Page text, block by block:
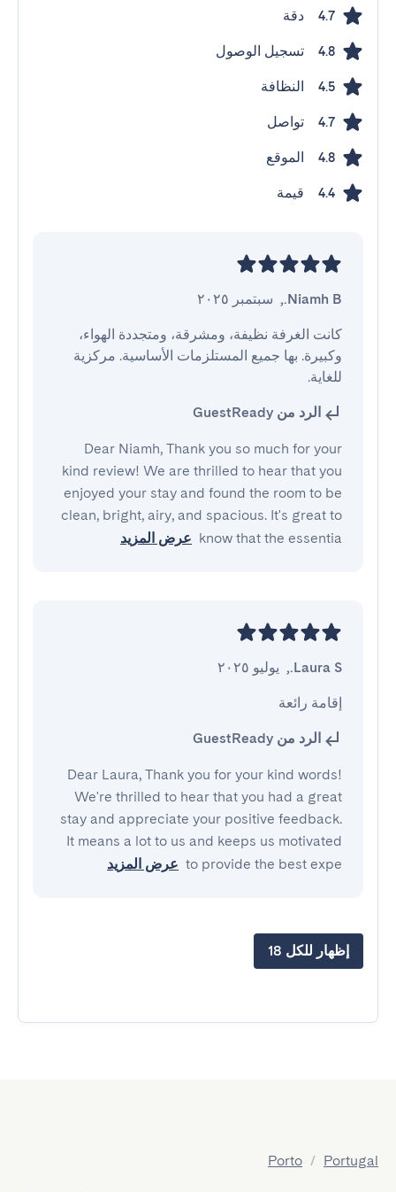
4.7 دقة
4.8 تسجيل الوصول
4.5 النظافة
4.7 تواصل
4.8 الموقع
4.4 قيمة
Niamh B.
, سبتمبر ٢٠٢٥
للغاية.
الرد من GuestReady
Dear Niamh, Thank you so much for your
kind review! We are thrilled to hear that you
enjoyed your stay and found the room to be
clean, bright, airy, and spacious. It's great to
know that the essentia عرض المزيد
Laura S.
, يوليو ٢٠٢٥
إقامة رائعة
الرد من GuestReady
Dear Laura, Thank you for your kind words!
We're thrilled to hear that you had a great
stay and appreciate your positive feedback.
It means a lot to us and keeps us motivated
to provide the best expe عرض المزيد
إظهار للكل 18
Portugal
/
Porto